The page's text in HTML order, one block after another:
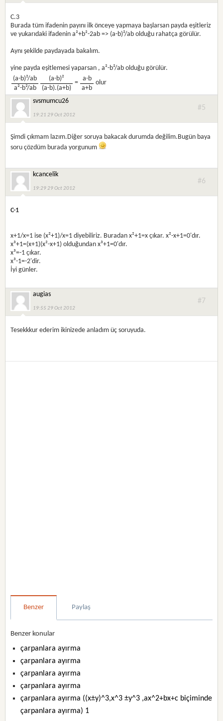
C.3
Burada tüm ifadenin payını ilk önceye yapmaya başlarsan payda eşitleriz
ve yukarıdaki ifadenin a²+b²-2ab => (a-b)²/ab olduğu rahatça görülür.
Aynı şekilde paydayada bakalım.
yine payda eşitlemesi yaparsan , a²-b²/ab olduğu görülür.
(a-b)²/ab
a²-b²/ab
(a-b)²
(a-b).(a+b)
=
a-b
a+b
olur
svsmumcu26
19:21 29 Oct 2012
#5
Şimdi çıkmam lazım.Diğer soruya bakacak durumda değilim.Bugün baya
soru çözdüm burada yorgunum
kcancelik
19:29 29 Oct 2012
#6
C-1
x+1/x=1 ise (x²+1)/x=1 diyebiliriz. Buradan x²+1=x çıkar. x²-x+1=0'dır.
x³+1=(x+1)(x²-x+1) olduğundan x³+1=0'dır.
x³=-1 çıkar.
x³-1=-2'dir.
İyi günler.
augias
19:55 29 Oct 2012
#7
Tesekkkur ederim ikinizede anladım üç soruyuda.
Benzer Paylaş
Benzer konular
çarpanlara ayırma
çarpanlara ayırma
çarpanlara ayırma
çarpanlara ayırma
çarpanlara ayırma ((x±y)^3,x^3 ±y^3 ,ax^2+bx+c biçiminde
çarpanlara ayırma) 1